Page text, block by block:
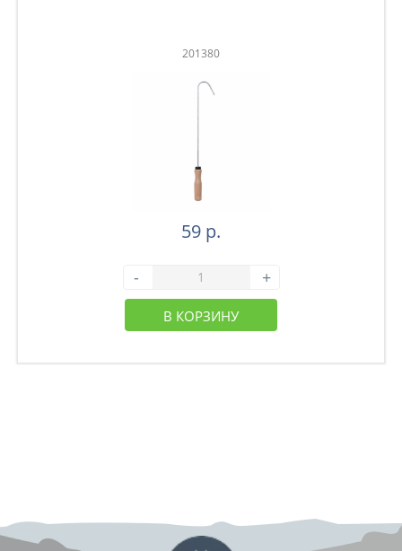
201380
59 р.
- +
В КОРЗИНУ